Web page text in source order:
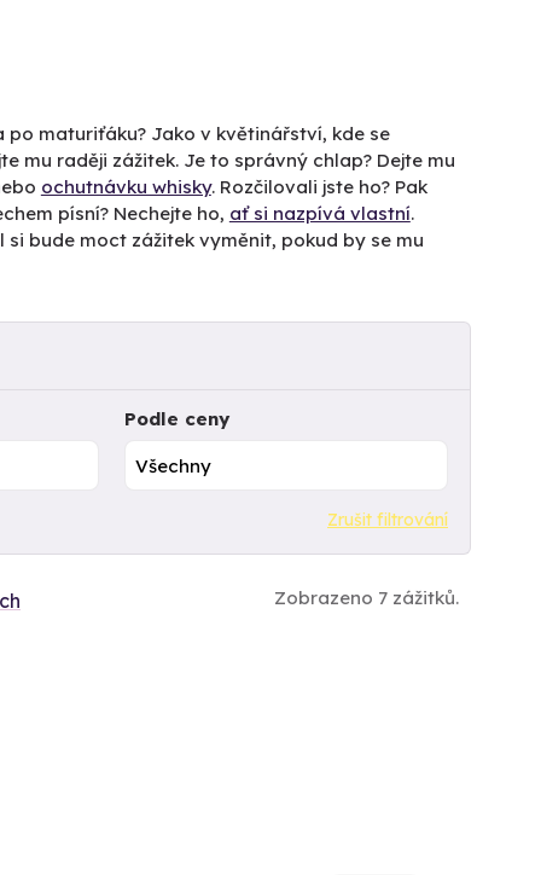
maturiťáku? Jako v květinářství, kde se
mu raději zážitek. Je to správný chlap? Dejte mu
ochutnávku whisky. Rozčilovali jste ho? Pak
písní? Nechejte ho, ať si nazpívá vlastní.
si bude moct zážitek vyměnit, pokud by se mu
Podle ceny
Zrušit filtrování
Zobrazeno 7 zážitků.